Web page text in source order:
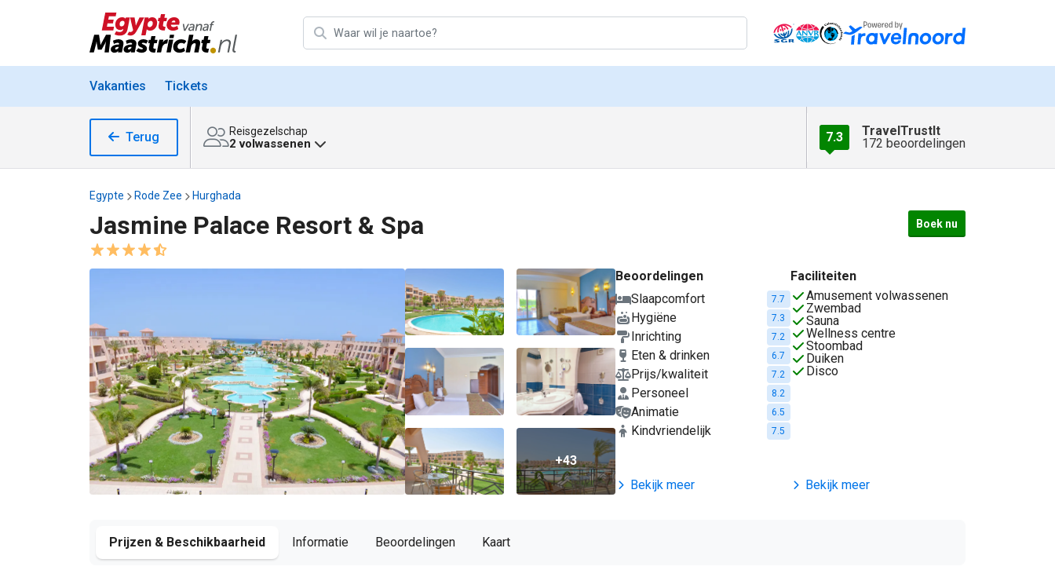
Vakanties Tickets
Terug Reisgezelschap
2 volwassenen 7.3
TravelTrustIt
172 beoordelingen
Egypte Rode Zee Hurghada
Jasmine Palace Resort & Spa Boek nu
+43
Beoordelingen
Slaapcomfort
7.7
Hygiëne 7.3
Inrichting 7.2
Eten & drinken 6.7
Prijs/kwaliteit 7.2
Personeel 8.2
Animatie 6.5
Kindvriendelijk 7.5
Bekijk meer
Faciliteiten
Amusement volwassenen
Zwembad
Sauna
Wellness centre
Stoombad
Duiken
Disco
Bekijk meer
Prijzen & Beschikbaarheid Informatie Beoordelingen Kaart